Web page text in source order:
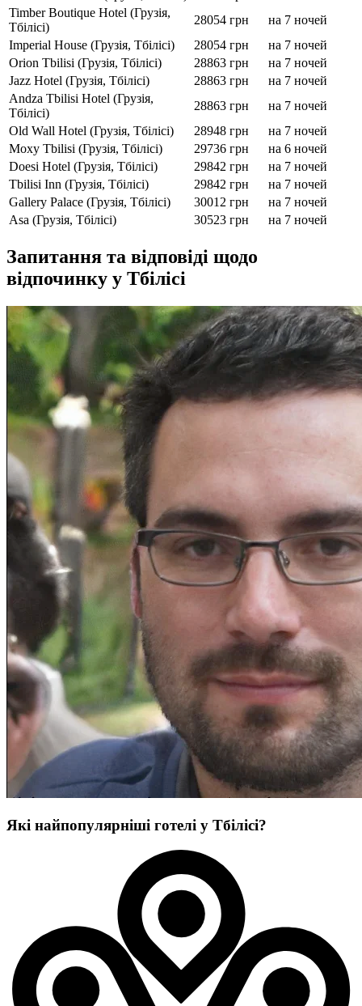
Timber Boutique Hotel (Грузія,
Тбілісі)
28054 грн
на 7 ночей
Imperial House (Грузія, Тбілісі)
28054 грн
на 7 ночей
Orion Tbilisi (Грузія, Тбілісі)
28863 грн
на 7 ночей
Jazz Hotel (Грузія, Тбілісі)
28863 грн
на 7 ночей
Andza Tbilisi Hotel (Грузія,
Тбілісі)
28863 грн
на 7 ночей
Old Wall Hotel (Грузія, Тбілісі)
28948 грн
на 7 ночей
Moxy Tbilisi (Грузія, Тбілісі)
29736 грн
на 6 ночей
Doesi Hotel (Грузія, Тбілісі)
29842 грн
на 7 ночей
Tbilisi Inn (Грузія, Тбілісі)
29842 грн
на 7 ночей
Gallery Palace (Грузія, Тбілісі)
30012 грн
на 7 ночей
Asa (Грузія, Тбілісі)
30523 грн на 7 ночей
Запитання та відповіді щодо
відпочинку у Тбілісі
Які найпопулярніші готелі у Тбілісі?